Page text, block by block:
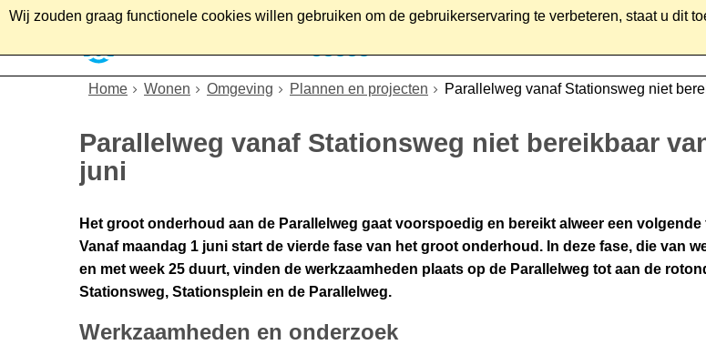
Wij zouden graag functionele cookies willen gebruiken om de gebruikerservaring te verbeteren, staat u dit
Home Wonen Omgeving Plannen en projecten Parallelweg vanaf Stationsweg niet
Parallelweg vanaf Stationsweg niet bereikbaar
juni
Het groot onderhoud aan de Parallelweg gaat voorspoedig en bereikt alweer een volgende
Vanaf maandag 1 juni start de vierde fase van het groot onderhoud. In deze fase, die van
en met week 25 duurt, vinden de werkzaamheden plaats op de Parallelweg tot aan de
Stationsweg, Stationsplein en de Parallelweg.
Werkzaamheden en onderzoek